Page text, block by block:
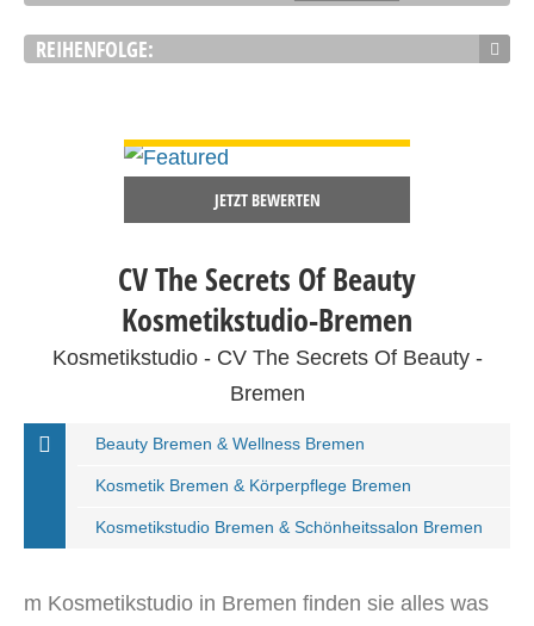
REIHENFOLGE:
JETZT BEWERTEN
CV The Secrets Of Beauty
Kosmetikstudio-Bremen
Kosmetikstudio - CV The Secrets Of Beauty -
Bremen
Beauty Bremen & Wellness Bremen
Kosmetik Bremen & Körperpflege Bremen
Kosmetikstudio Bremen & Schönheitssalon Bremen
m Kosmetikstudio in Bremen finden sie alles was